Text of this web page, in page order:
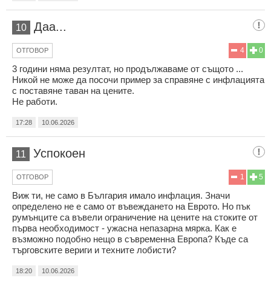
10 Даа...
0
4
ОТГОВОР
3 години няма резултат, но продължаваме от същото ...
Никой не може да посочи пример за справяне с инфлацията
с поставяне таван на цените.
Не работи.
17:28 10.06.2026
11 Успокоен
5
1
ОТГОВОР
Виж ти, не само в България имало инфлация. Значи
определено не е само от въвеждането на Еврото. Но пък
румънците са въвели ограничение на цените на стоките от
първа необходимост - ужасна непазарна мярка. Как е
възможно подобно нещо в съвременна Европа? Къде са
търговските вериги и техните лобисти?
18:20 10.06.2026